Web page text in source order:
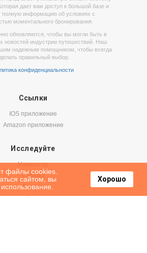
дает вам доступ к большой базе и
полную информацию об условиях с
моментального бронирования.
обновляются, чтобы вы могли быть в
новостей индустрии путешествий. Наш
надежным помощником, чтобы всегда
правильный выбор.
конфиденциальности
Ссылки
IOS приложение
Amazon приложение
Исследуйте
Навигатор
Страны
Города
Блог
файлы cookies.
сайтом, вы
Хорошо